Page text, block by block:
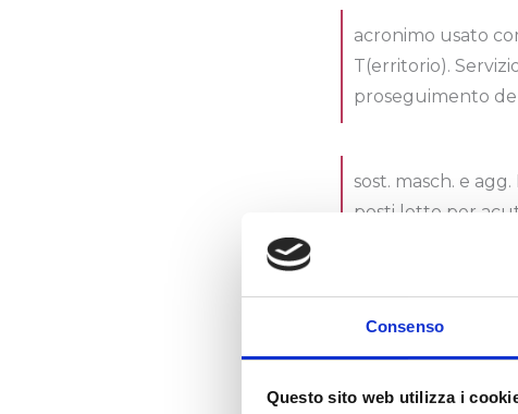
Consenso
Questo sito web utilizza i
acronimo usato
T(erritorio).
proseguimento
sost. masch. e
posti letto per
sost. femm. inv.